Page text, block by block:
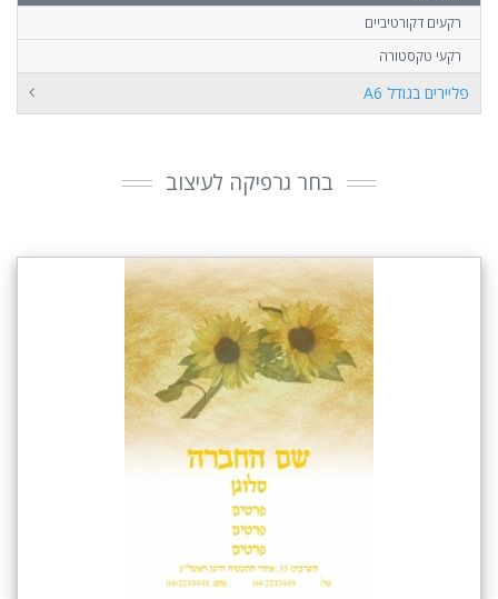
רקעים דקורטיביים
רקעי טקסטורה
פליירים בגודל A6
בחר גרפיקה לעיצוב